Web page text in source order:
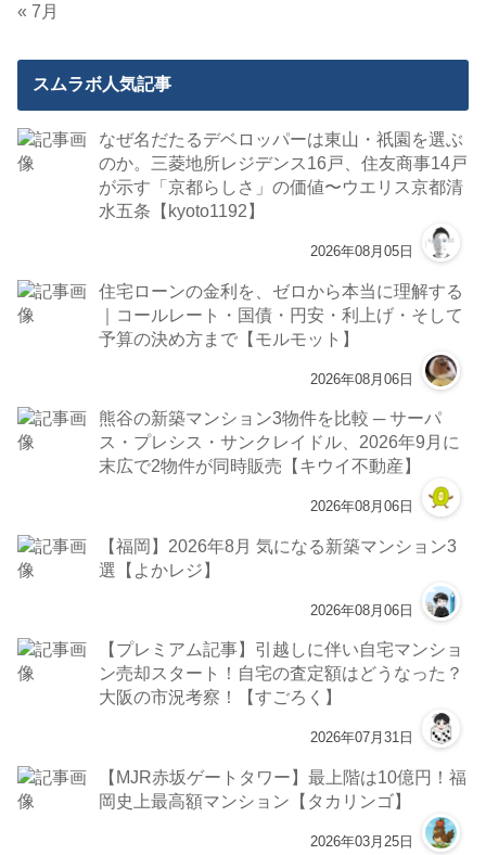
« 7月
スムラボ人気記事
なぜ名だたるデベロッパーは東山・祇園を選ぶ
のか。三菱地所レジデンス16戸、住友商事14戸
が示す「京都らしさ」の価値〜ウエリス京都清
水五条【kyoto1192】
2026年08月05日
住宅ローンの金利を、ゼロから本当に理解する
｜コールレート・国債・円安・利上げ・そして
予算の決め方まで【モルモット】
2026年08月06日
熊谷の新築マンション3物件を比較 ─ サーパ
ス・プレシス・サンクレイドル、2026年9月に
末広で2物件が同時販売【キウイ不動産】
2026年08月06日
【福岡】2026年8月 気になる新築マンション3
選【よかレジ】
2026年08月06日
【プレミアム記事】引越しに伴い自宅マンショ
ン売却スタート！自宅の査定額はどうなった？
大阪の市況考察！【すごろく】
2026年07月31日
【MJR赤坂ゲートタワー】最上階は10億円！福
岡史上最高額マンション【タカリンゴ】
2026年03月25日